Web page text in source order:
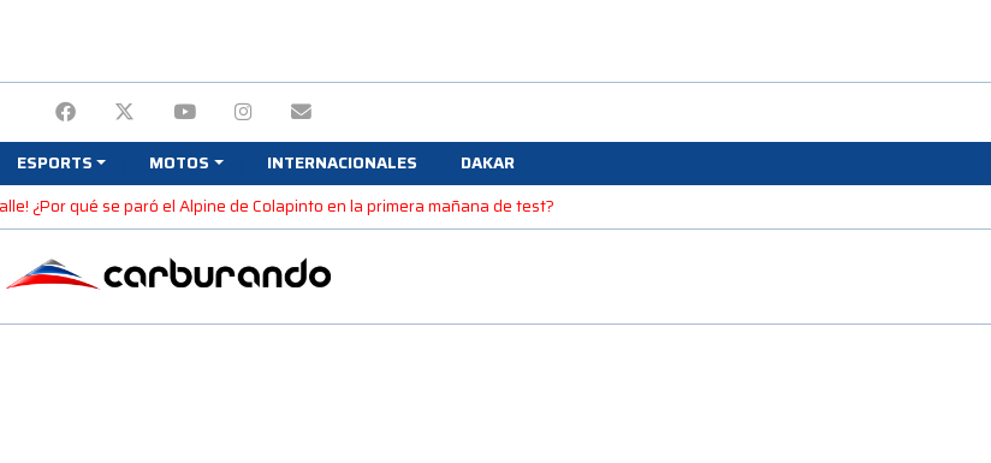
ESPORTS MOTOS INTERNACIONALES
DAKAR
¿Por qué se paró el Alpine de Colapinto en la primera mañana de test?